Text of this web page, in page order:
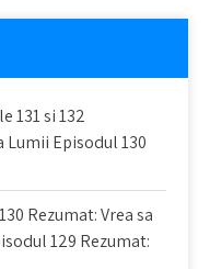
131 si 132
Lumii Episodul 130
Rezumat: Vrea sa
129 Rezumat: